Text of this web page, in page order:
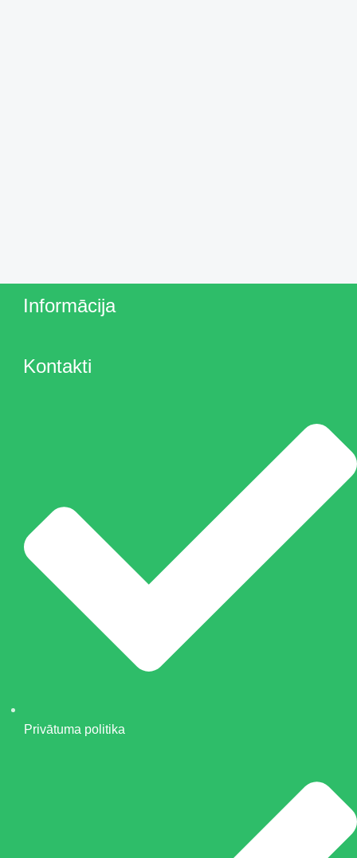
Informācija
Kontakti
Privātuma politika